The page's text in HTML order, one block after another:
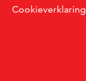
Cookieverklaring